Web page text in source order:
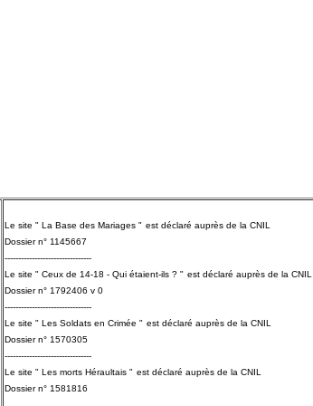
Le site " La Base des Mariages " est déclaré auprès de la CNIL
Dossier n° 1145667
--------------------------------
Le site " Ceux de 14-18 - Qui étaient-ils ? " est déclaré auprès de la CNIL
Dossier n° 1792406 v 0
--------------------------------
Le site " Les Soldats en Crimée " est déclaré auprès de la CNIL
Dossier n° 1570305
--------------------------------
Le site " Les morts Héraultais " est déclaré auprès de la CNIL
Dossier n° 1581816